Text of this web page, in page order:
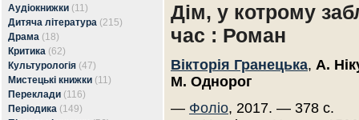
Аудіокнижки (11)
Дитяча література (215)
Драма (18)
Критика (62)
Культурологія (47)
Мистецькі книжки (11)
Переклади (116)
Періодика (149)
Дім, у котрому
час : Роман
Вікторія Гранецька, А.
М. Однорог
— Фоліо, 2017. — 378 с.